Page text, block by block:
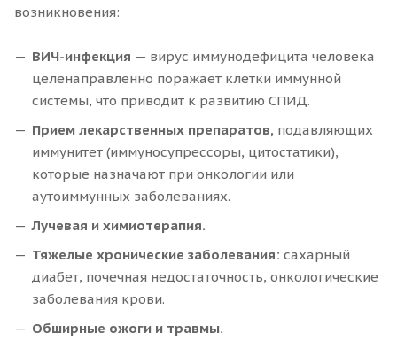
возникновения:
ВИЧ-инфекция — вирус иммунодефицита человека
целенаправленно поражает клетки иммунной
системы, что приводит к развитию СПИД.
Прием лекарственных препаратов, подавляющих
иммунитет (иммуносупрессоры, цитостатики),
которые назначают при онкологии или
аутоиммунных заболеваниях.
Лучевая и химиотерапия.
Тяжелые хронические заболевания: сахарный
диабет, почечная недостаточность, онкологические
заболевания крови.
Обширные ожоги и травмы.